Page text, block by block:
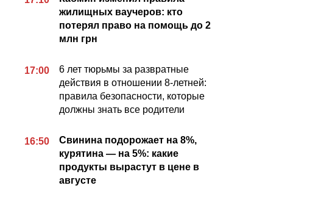
жилищных ваучеров: кто
потерял право на помощь до 2
млн грн
17:00
6 лет тюрьмы за развратные
действия в отношении 8-летней:
правила безопасности, которые
должны знать все родители
16:50
Свинина подорожает на 8%,
курятина — на 5%: какие
продукты вырастут в цене в
августе